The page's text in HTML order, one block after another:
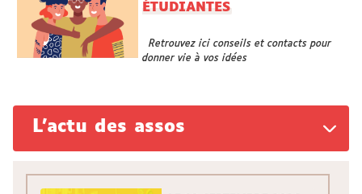
ÉTUDIANTES
Retrouvez ici conseils et contacts pour
donner vie à vos idées
L'actu des assos